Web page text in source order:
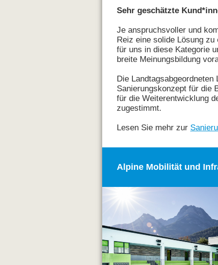
Sehr geschätzte
Je anspruchsvoller und
Reiz eine solide Lösung
für uns in diese Kategorie
breite Meinungsbildung
Die
Sanierungskonzept für die
für die Weiterentwicklung
zugestimmt.
Lesen Sie mehr zur
Alpine Mobilität und